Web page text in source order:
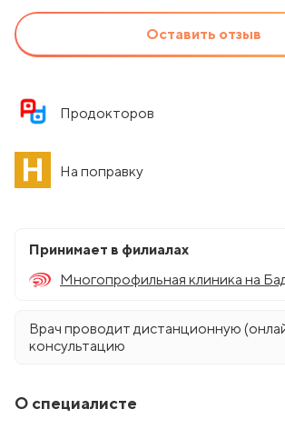
Оставить отзыв
Продокторов
На поправку
Принимает в филиалах
Многопрофильная клиника на
Врач проводит дистанционную
консультацию
О специалисте